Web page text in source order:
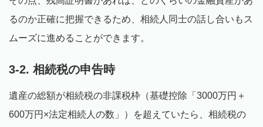
るのか正確に把握できるため、相続人同士の話し合いもス
ムーズに進めることができます。
3-2. 相続税の申告時
遺産の総額が相続税の非課税枠（基礎控除「3000万円＋
600万円×法定相続人の数」）を超えていたら、相続税の